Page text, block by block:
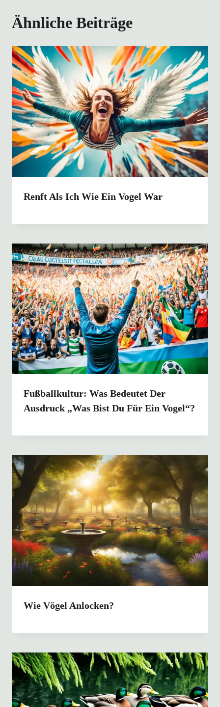
Ähnliche Beiträge
Renft Als Ich Wie Ein Vogel War
Fußballkultur: Was Bedeutet Der
Ausdruck „Was Bist Du Für Ein Vogel“?
Wie Vögel Anlocken?